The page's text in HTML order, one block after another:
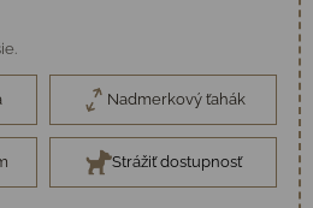
Nadmerkový ťahák
Strážiť dostupnosť